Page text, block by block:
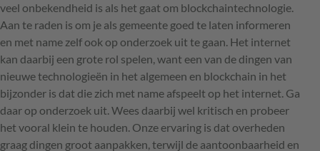
veel onbekendheid is als het gaat om blockchaintechnologie.
Aan te raden is om je als gemeente goed te laten informeren
en met name zelf ook op onderzoek uit te gaan. Het internet
kan daarbij een grote rol spelen, want een van de dingen van
nieuwe technologieën in het algemeen en blockchain in het
bijzonder is dat die zich met name afspeelt op het internet. Ga
daar op onderzoek uit. Wees daarbij wel kritisch en probeer
het vooral klein te houden. Onze ervaring is dat overheden
graag dingen groot aanpakken, terwijl de aantoonbaarheid en